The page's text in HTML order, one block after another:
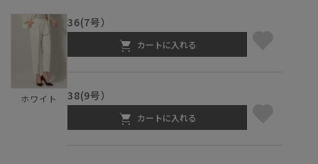
ホワイト
36(7号）
カートに入れる
38(9号）
カートに入れる